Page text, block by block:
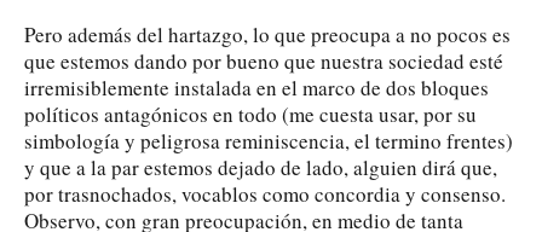
Pero además del hartazgo, lo que preocupa a no pocos es
que estemos dando por bueno que nuestra sociedad esté
irremisiblemente instalada en el marco de dos bloques
políticos antagónicos en todo (me cuesta usar, por su
simbología y peligrosa reminiscencia, el termino frentes)
y que a la par estemos dejado de lado, alguien dirá que,
por trasnochados, vocablos como concordia y consenso.
Observo, con gran preocupación, en medio de tanta